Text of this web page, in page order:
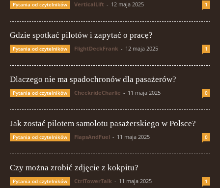
Pytania od czytelników VerticalLift - 12 maja 2025 1
Gdzie spotkać pilotów i zapytać o pracę?
Pytania od czytelników FlightDeckFrank - 12 maja 2025 1
Dlaczego nie ma spadochronów dla pasażerów?
Pytania od czytelników CheckrideCharlie - 11 maja 2025 0
Jak zostać pilotem samolotu pasażerskiego w Polsce?
Pytania od czytelników FlapsAndFuel - 11 maja 2025 0
Czy można zrobić zdjęcie z kokpitu?
Pytania od czytelników CtrlTowerTalk - 11 maja 2025 1